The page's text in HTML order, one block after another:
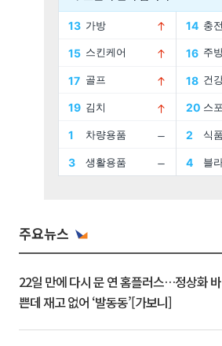
주요뉴스
22일 만에 다시 문 연 홈플러스…정상화 바
쁜데 재고 없어 ‘발동동’[가보니]